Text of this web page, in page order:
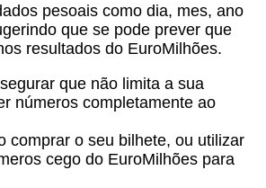
pesoais como dia, mes, ano
que se pode prever que
resultados do EuroMilhões.
que não limita a sua
números completamente ao
comprar o seu bilhete, ou utilizar
cego do EuroMilhões para